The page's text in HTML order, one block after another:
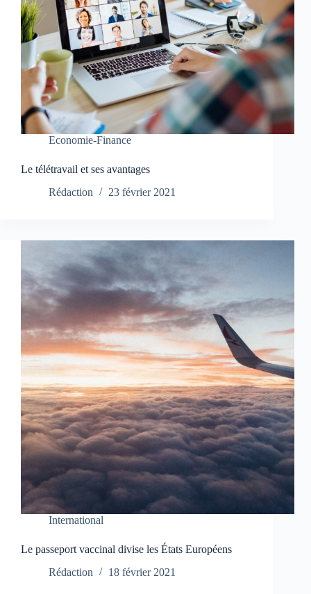
Economie-Finance
Le télétravail et ses avantages
Rédaction
23 février 2021
International
Le passeport vaccinal divise les États Européens
Rédaction
18 février 2021